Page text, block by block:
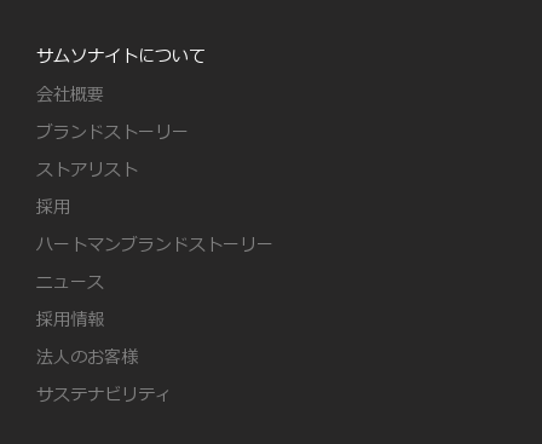
サムソナイトについて
会社概要
ブランドストーリー
ストアリスト
採用
ハートマンブランドストーリー
ニュース
採用情報
法人のお客様
サステナビリティ